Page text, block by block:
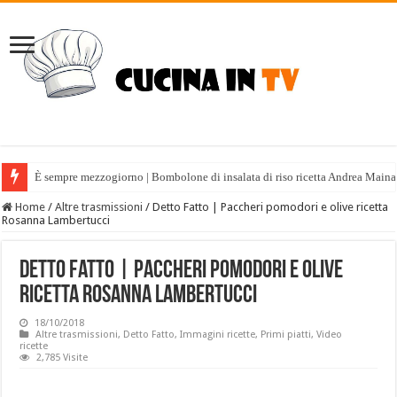
È sempre mezzogiorno | Bombolone di insalata di riso ricetta Andrea
Home / Altre trasmissioni / Detto Fatto | Paccheri pomodori e olive ricetta
Rosanna Lambertucci
Detto Fatto | Paccheri pomodori e olive
ricetta Rosanna Lambertucci
18/10/2018
Altre trasmissioni, Detto Fatto,Immagini ricette, Primi piatti,Video
ricette
2,785 Visite